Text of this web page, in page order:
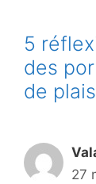
5
des
de
27